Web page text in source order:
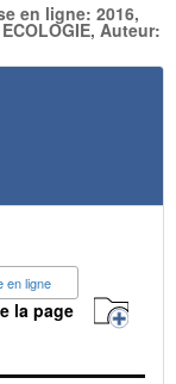
en ligne: 2016,
Auteur:
en ligne
la page